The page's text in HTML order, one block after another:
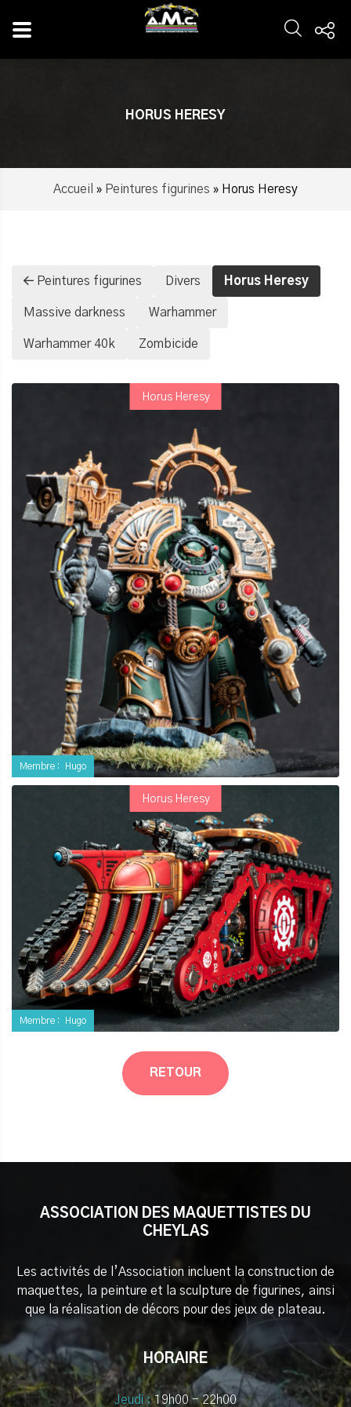
HORUS HERESY
Accueil » Peintures figurines » Horus Heresy
Peintures figurines Divers Horus Heresy
Massive darkness Warhammer
Warhammer 40k Zombicide
Membre : Hugo
Horus Heresy
Membre : Hugo
Horus Heresy
RETOUR
ASSOCIATION DES MAQUETTISTES DU
CHEYLAS
Les activités de l’Association incluent la construction de
maquettes, la peinture et la sculpture de figurines, ainsi
que la réalisation de décors pour des jeux de plateau.
HORAIRE
Jeudi : 19h00 - 22h00
Panneau de gestion des cookies